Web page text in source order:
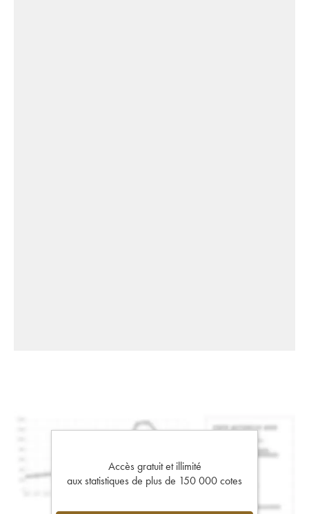
Accès gratuit et illimité
aux statistiques de plus de 150 000 cotes